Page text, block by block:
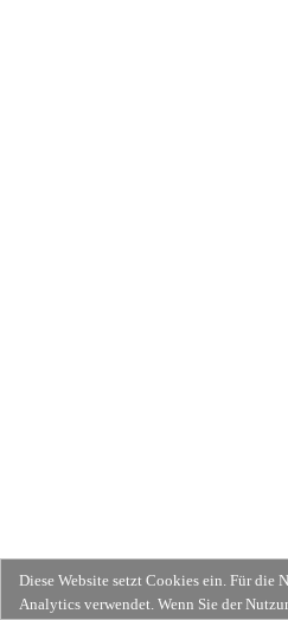
Diese Website setzt Cookies ein. Für die
Analytics verwendet. Wenn Sie der